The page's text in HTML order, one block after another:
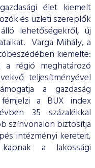
élet kiemelt
és üzleti szereplők
lehetőségekről, új
Varga Mihály, a
kiemelte:
a régió meghatározó
teljesítményével
a gazdaság
a BUX index
35 százalékkal
színvonalon biztosítja
intézményi kereteit,
a lakossági